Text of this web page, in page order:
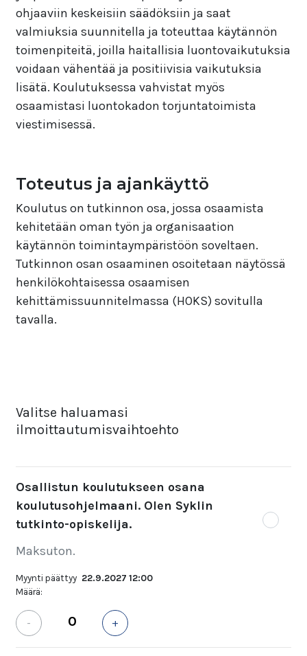
ohjaaviin keskeisiin säädöksiin ja saat
valmiuksia suunnitella ja toteuttaa käytännön
toimenpiteitä, joilla haitallisia luontovaikutuksia
voidaan vähentää ja positiivisia vaikutuksia
lisätä. Koulutuksessa vahvistat myös
osaamistasi luontokadon torjuntatoimista
viestimisessä.
Toteutus ja ajankäyttö
Koulutus on tutkinnon osa, jossa osaamista
kehitetään oman työn ja organisaation
käytännön toimintaympäristöön soveltaen.
Tutkinnon osan osaaminen osoitetaan näytössä
henkilökohtaisessa osaamisen
kehittämissuunnitelmassa (HOKS) sovitulla
tavalla.
Valitse haluamasi
ilmoittautumisvaihtoehto
Osallistun koulutukseen osana
koulutusohjelmaani. Olen Syklin
tutkinto-opiskelija.
Maksuton.
Myynti päättyy 22.9.2027 12:00
Määrä:
- +